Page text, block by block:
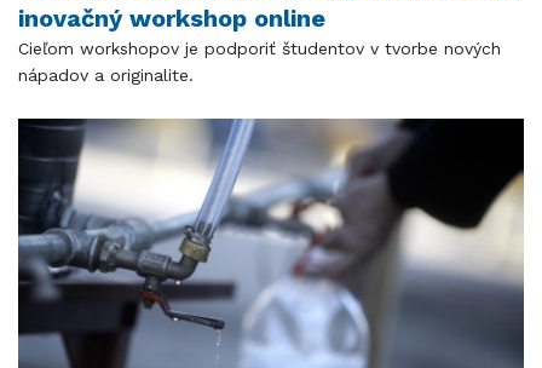
inovačný workshop online
Cieľom workshopov je podporiť študentov v tvorbe nových
nápadov a originalite.